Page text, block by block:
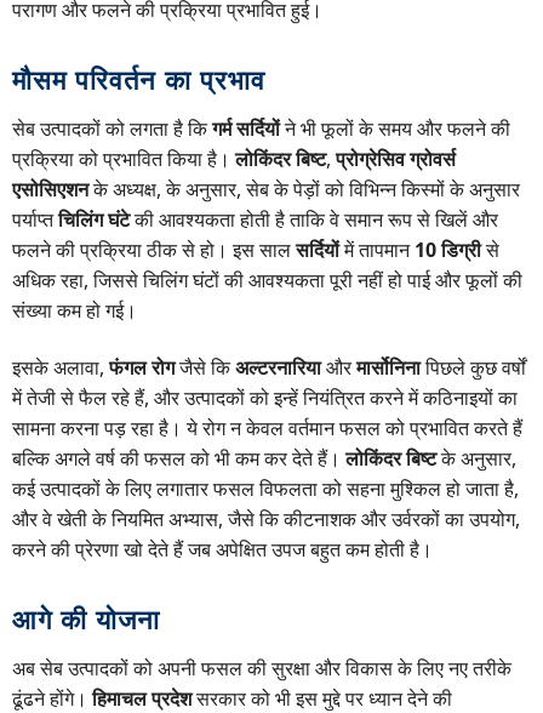
परागण और फलने की प्रक्रिया प्रभावित हुई।
मौसम परिवर्तन का प्रभाव
सेब उत्पादकों को लगता है किगर्म सर्दियोंने भी फूलों के समय और फलने की
प्रक्रिया को प्रभावित किया है।लोकिंदर बिष्ट,प्रोग्रेसिव ग्रोवर्स
एसोसिएशनके अध्यक्ष, के अनुसार, सेब के पेड़ों को विभिन्न किस्मों के अनुसार
पर्याप्तचिलिंग घंटेकी आवश्यकता होती है ताकि वे समान रूप से खिलें और
फलने की प्रक्रिया ठीक से हो। इस सालसर्दियोंमें तापमान10 डिग्रीसे
अधिक रहा, जिससे चिलिंग घंटों की आवश्यकता पूरी नहीं हो पाई और फूलों की
संख्या कम हो गई।
इसके अलावा,फंगल रोगजैसे किअल्टरनारियाऔरमार्सोनिनापिछले कुछ वर्षों
में तेजी से फैल रहे हैं, और उत्पादकों को इन्हें नियंत्रित करने में कठिनाइयों का
सामना करना पड़ रहा है। ये रोग न केवल वर्तमान फसल को प्रभावित करते हैं
बल्कि अगले वर्ष की फसल को भी कम कर देते हैं।लोकिंदर बिष्टके अनुसार,
कई उत्पादकों के लिए लगातार फसल विफलता को सहना मुश्किल हो जाता है,
और वे खेती के नियमित अभ्यास, जैसे कि कीटनाशक और उर्वरकों का उपयोग,
करने की प्रेरणा खो देते हैं जब अपेक्षित उपज बहुत कम होती है।
आगे की योजना
अब सेब उत्पादकों को अपनी फसल की सुरक्षा और विकास के लिए नए तरीके
ढूंढने होंगे।हिमाचल प्रदेशसरकार को भी इस मुद्दे पर ध्यान देने की